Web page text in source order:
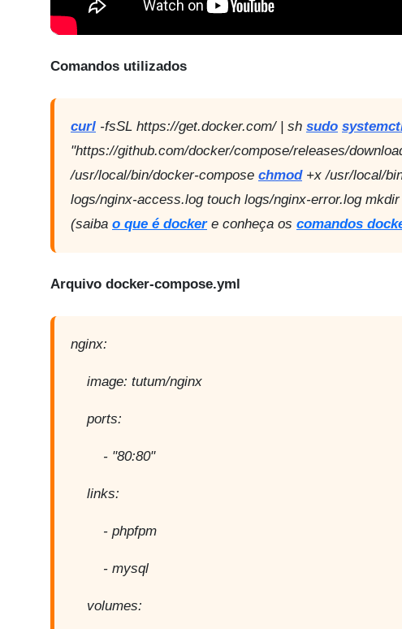
Comandos utilizados
curl -fsSL https://get.docker.com/ | sh sudo
"https://github.com/docker/compose/releases/
/usr/local/bin/docker-compose chmod+x /usr/local/
logs/nginx-access.log touch logs/nginx-error.log
(saiba o que é dockere conheça os comandos
Arquivo docker-compose.yml
nginx:
image: tutum/nginx
ports:
- "80:80"
links:
- phpfpm
- mysql
volumes: